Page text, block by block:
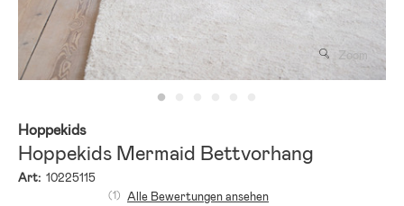
Zoom
Hoppekids
Hoppekids Mermaid Bettvorhang
Art: 10225115
(1) Alle Bewertungen ansehen